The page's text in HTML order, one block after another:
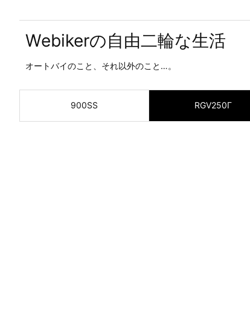
Webikerの自由二輪な生活
オートバイのこと、それ以外のこと…。
900SS RGV250Γ